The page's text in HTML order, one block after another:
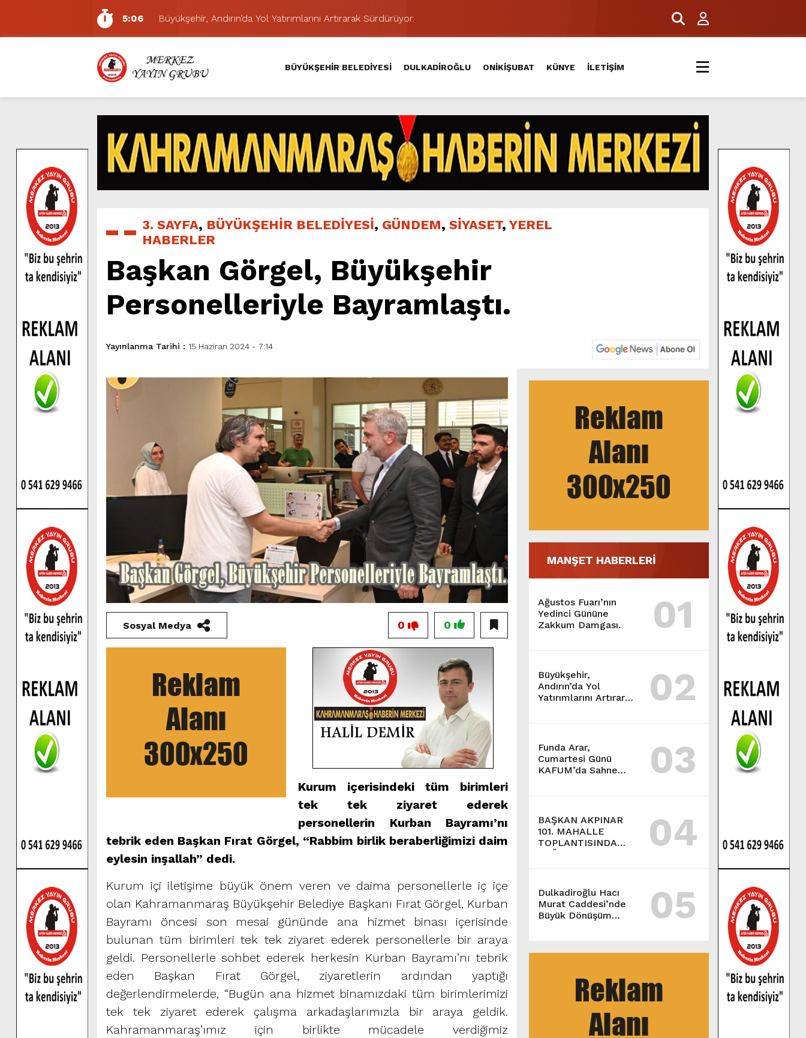
5:06
Büyükşehir, Andırın’da Yol Yatırımlarını Artırarak Sürdürüyor.
7:01
Funda Arar, Cumartesi Günü KAFUM’da Sahne Alacak.
6:19
BAŞKAN AKPINAR 101. MAHALLE TOPLANTISINDA BAĞLARBAŞI MAHALLESİ SAKİNLERİYLE BULUŞTU.
6:17
Dulkadiroğlu Hacı Murat Caddesi’nde Büyük Dönüşüm Başladı.
11:14
Pazarcık’ta Yollar Büyükşehir’le Yenileniyor.
11:10
Büyükşehir, Dulkadiroğlu Kırsalında 45 Milyonluk Yol Yatırımını Tamamladı.
5:17
Uluslararası Bisiklet Yarışması’nda İkinci Etap Nefes Kesti.
5:15
Büyükşehir, Gazneliler Caddesi’nde Son Kat Asfalt Serimini Sürdürüyor.
6:54
Büyükşehir, Dulkadiroğlu Hacı Murat Caddesi’ni Asfalta Hazırlıyor.
5:20
Ağustos Fuarı’nın Yedinci Gününe Zakkum Damgası.
BÜYÜKŞEHİR BELEDİYESİ DULKADİROĞLU ONİKİŞUBAT KÜNYE İLETİŞİM
3. SAYFA, BÜYÜKŞEHİR BELEDİYESİ, GÜNDEM, SİYASET, YEREL
HABERLER
Başkan Görgel, Büyükşehir
Personelleriyle Bayramlaştı.
Yayınlanma Tarihi : 15 Haziran 2024 - 7:14
MANŞET HABERLERİ
Ağustos Fuarı’nın
Yedinci Gününe
Zakkum Damgası.
01
Büyükşehir,
Andırın’da Yol
Yatırımlarını Artırarak
02
Funda Arar,
Cumartesi Günü
KAFUM’da Sahne
03
BAŞKAN AKPINAR
101. MAHALLE
TOPLANTISINDA
BAĞLARBAŞI
BULUŞTU.
04
Dulkadiroğlu Hacı
Murat Caddesi’nde
Büyük Dönüşüm
05
Sosyal Medya 0
0
Kurum içerisindeki tüm birimleri
tek tek ziyaret ederek
personellerin Kurban Bayramı’nı
tebrik eden Başkan Fırat Görgel, “Rabbim birlik beraberliğimizi daim
eylesin inşallah” dedi.
Kurum içi iletişime büyük önem veren ve daima personellerle iç içe
olan Kahramanmaraş Büyükşehir Belediye Başkanı Fırat Görgel, Kurban
Bayramı öncesi son mesai gününde ana hizmet binası içerisinde
bulunan tüm birimleri tek tek ziyaret ederek personellerle bir araya
geldi. Personellerle sohbet ederek herkesin Kurban Bayramı’nı tebrik
eden Başkan Fırat Görgel, ziyaretlerin ardından yaptığı
değerlendirmelerde, “Bugün ana hizmet binamızdaki tüm birimlerimizi
tek tek ziyaret ederek çalışma arkadaşlarımızla bir araya geldik.
Kahramanmaraş’ımız için birlikte mücadele verdiğimiz